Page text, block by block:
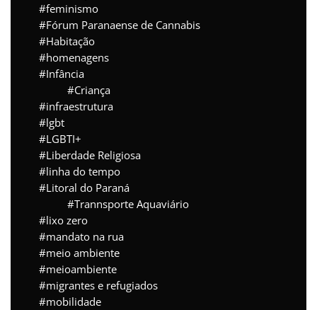
feminismo
Fórum Paranaense de Cannabis
Habitação
homenagens
Infância
Criança
infraestrutura
lgbt
LGBTI+
Liberdade Religiosa
linha do tempo
Litoral do Paraná
Trannsporte Aquaviário
lixo zero
mandato na rua
meio ambiente
meioambiente
migrantes e refugiados
mobilidade